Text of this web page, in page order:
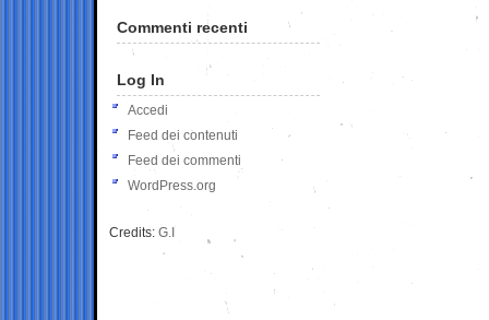
Commenti recenti
Log In
Accedi
Feed dei contenuti
Feed dei commenti
WordPress.org
Credits: G.I